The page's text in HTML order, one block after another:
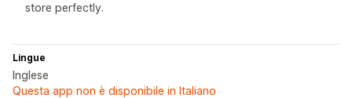
store perfectly.
Lingue
Inglese
Questa app non è disponibile in Italiano